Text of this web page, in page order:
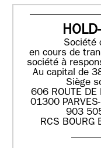
Société
en cours de
société à
Au capital de
Siège
606 ROUTE DE
01300 PARVES-
903
RCS BOURG